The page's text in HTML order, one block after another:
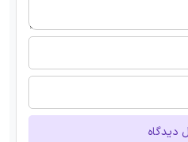
دیدگاه